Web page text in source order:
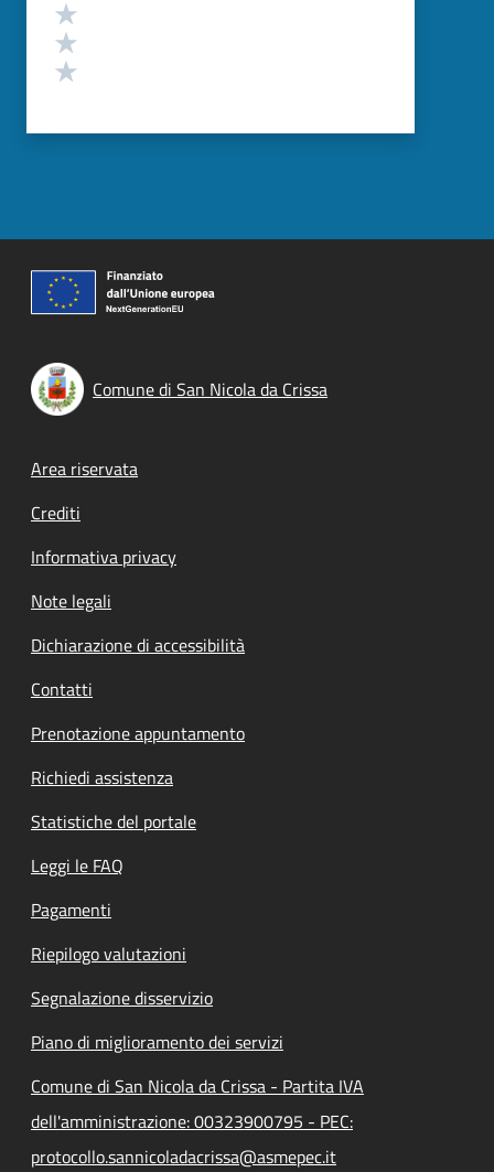
Comune di San Nicola da Crissa
Footer menu
Area riservata
Crediti
Informativa privacy
Note legali
Dichiarazione di accessibilità
Contatti
Prenotazione appuntamento
Richiedi assistenza
Statistiche del portale
Leggi le FAQ
Pagamenti
Riepilogo valutazioni
Segnalazione disservizio
Piano di miglioramento dei servizi
Comune di San Nicola da Crissa - Partita IVA
dell'amministrazione: 00323900795 - PEC:
protocollo.sannicoladacrissa@asmepec.it